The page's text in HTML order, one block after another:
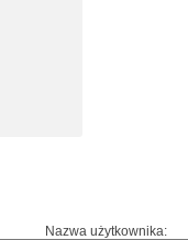
Nazwa użytkownika: